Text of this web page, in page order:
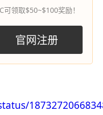
可领取$50~$100奖励！
官网注册